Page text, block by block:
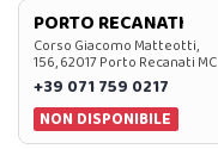
PORTO RECANATI
Corso Giacomo Matteotti,
156, 62017 Porto Recanati MC
+39 071 759 0217
NON DISPONIBILE